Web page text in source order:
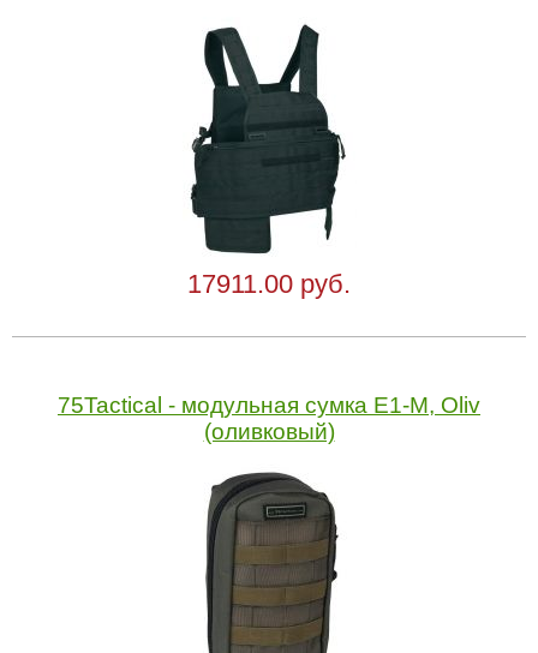
17911.00 руб.
75Tactical - модульная сумка Е1-М, Oliv
(оливковый)